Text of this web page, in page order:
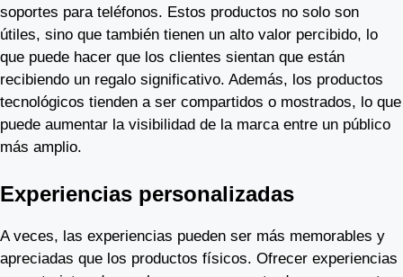
soportes para teléfonos. Estos productos no solo son
útiles, sino que también tienen un alto valor percibido, lo
que puede hacer que los clientes sientan que están
recibiendo un regalo significativo. Además, los productos
tecnológicos tienden a ser compartidos o mostrados, lo que
puede aumentar la visibilidad de la marca entre un público
más amplio.
Experiencias personalizadas
A veces, las experiencias pueden ser más memorables y
apreciadas que los productos físicos. Ofrecer experiencias